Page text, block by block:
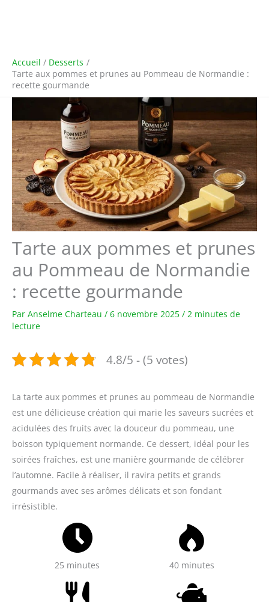
Accueil
Desserts
Tarte aux pommes et prunes au Pommeau de Normandie :
recette gourmande
Tarte aux pommes et prunes
au Pommeau de Normandie
: recette gourmande
Par Anselme Charteau / 6 novembre 2025 / 2 minutes de
lecture
4.8/5 - (5 votes)
La tarte aux pommes et prunes au pommeau de Normandie
est une délicieuse création qui marie les saveurs sucrées et
acidulées des fruits avec la douceur du pommeau, une
boisson typiquement normande. Ce dessert, idéal pour les
soirées fraîches, est une manière gourmande de célébrer
l’automne. Facile à réaliser, il ravira petits et grands
gourmands avec ses arômes délicats et son fondant
irrésistible.
25 minutes 40 minutes